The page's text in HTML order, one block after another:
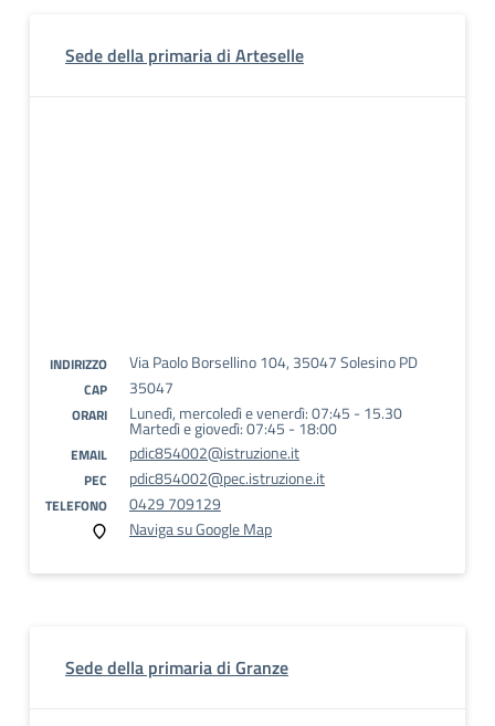
Sede della primaria di Arteselle
INDIRIZZO Via Paolo Borsellino 104, 35047 Solesino PD
CAP 35047
ORARI Lunedì, mercoledì e venerdì: 07:45 - 15.30
Martedì e giovedì: 07:45 - 18:00
EMAIL pdic854002@istruzione.it
PEC pdic854002@pec.istruzione.it
TELEFONO
0429 709129
Naviga su Google Map
Sede della primaria di Granze